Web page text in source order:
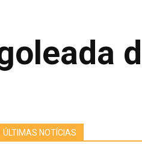
ÚLTIMAS NOTÍCIAS